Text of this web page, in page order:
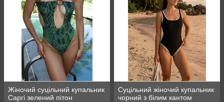
Жіночий суцільний купальник
Capri зелений пітон
Суцільний жіночий купальник
чорний з білим кантом